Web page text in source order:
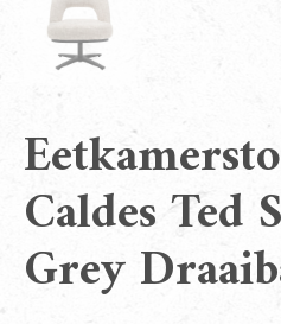
Caldes Ted
Grey